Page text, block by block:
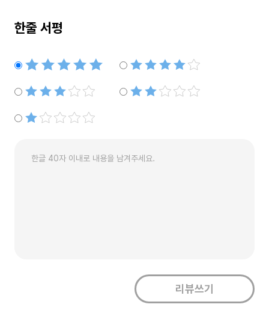
한줄 서평
별점5개 별점4개
별점3개 별점2개
별점1개